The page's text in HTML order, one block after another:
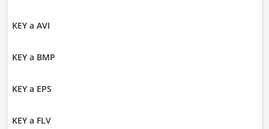
KEY a AVI
KEY a BMP
KEY a EPS
KEY a FLV